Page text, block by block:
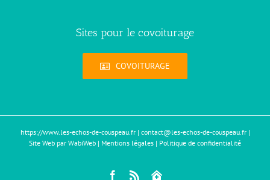
Sites pour le covoiturage
COVOITURAGE
https://www.les-echos-de-couspeau.fr| contact@les-echos-de-couspeau.fr|
Site Web par WabiWeb | Mentions légales | Politique de confidentialité
Facebook
Rss
Mon